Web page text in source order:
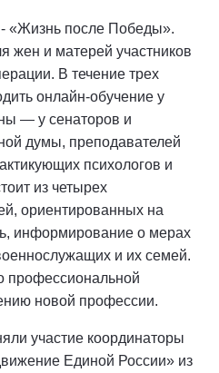
«Жизнь после Победы».
жен и матерей участников
В течение трех
онлайн-обучение у
— у сенаторов и
думы, преподавателей
психологов и
из четырех
ориентированных на
информирование о мерах
и их семей.
профессиональной
новой профессии.
участие координаторы
Единой России» из